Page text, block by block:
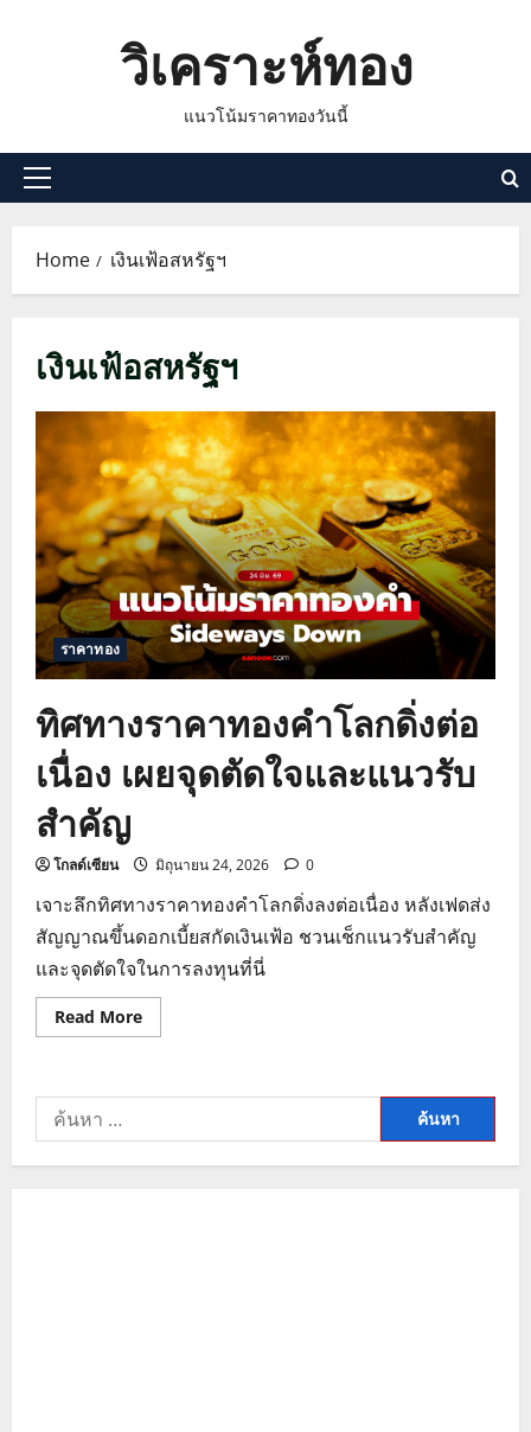
วิเคราะห์ทอง
แนวโน้มราคาทองวันนี้
Primary
Home เงินเฟ้อสหรัฐฯ
เงินเฟ้อสหรัฐฯ
ราคาทอง
ทิศทางราคาทองคำโลกดิ่งต่อ
เนื่อง เผยจุดตัดใจและแนวรับ
สำคัญ
โกลด์เซียน มิถุนายน 24, 2026 0
เจาะลึกทิศทางราคาทองคำโลกดิ่งลงต่อเนื่อง หลังเฟดส่ง
สัญญาณขึ้นดอกเบี้ยสกัดเงินเฟ้อ ชวนเช็กแนวรับสำคัญ
และจุดตัดใจในการลงทุนที่นี่
Read MoreRead
more
ทองคำ
ต่อ
เนื่อง
ค้นหา
สำหรับ: